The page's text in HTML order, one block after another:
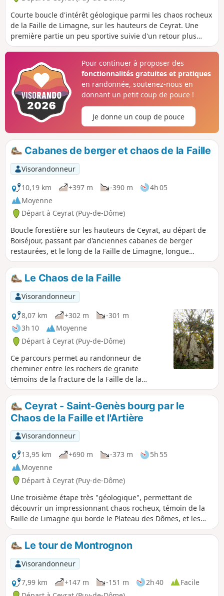
Courte boucle d'intérêt géologique parmi les chaos rocheux
de la Faille de Limagne, sur les hauteurs de Ceyrat. Une
première partie un peu sportive suivie d'un retour plus
tranquille avec un passage dans le vieux bourg de
momentanément impossible à cause d'un éboulement
entre (D) et (1).
Pour continuer à proposer des
fonctionnalités gratuites et pratiques
en randonnée, soutenez-nous en
donnant un petit coup de pouce !
Je donne un coup de pouce
Cabanes de berger et chaos de la Faille
Visorandonneur
10,19 km
+397 m -390 m
4h 05
Moyenne
Départ à Ceyrat (Puy-de-Dôme)
Boucle forestière sur les hauteurs de Ceyrat, au départ de
Boiséjour, passant par d'anciennes cabanes de berger
restaurées, et le long de la Faille de Limagne, longue
cassure du Plateau des Dôme dont il reste des vestiges :
d'énormes blocs rocheux. MaJ 2025 : Attention ! boucle
rendue momentanément impossible à cause d'un
éboulement entre (11) et (12).
Le Chaos de la Faille
Visorandonneur
8,07 km
+302 m
-301 m
3h 10
Moyenne
Départ à Ceyrat (Puy-de-Dôme)
Ce parcours permet au randonneur de
cheminer entre les rochers de granite
témoins de la fracture de la Faille de la
Limagne inscrite au patrimoine mondial de
l'UNESCO en 2018.
Ceyrat - Saint-Genès bourg par le
Chaos de la Faille et l'Artière
Visorandonneur
13,95 km
+690 m -373 m
5h 55
Moyenne
Départ à Ceyrat (Puy-de-Dôme)
Une troisième étape très "géologique", permettant de
découvrir un impressionnant chaos rocheux, témoin de la
Faille de Limagne qui borde le Plateau des Dômes, et les
petites gorges de l'Artière. L'itinéraire permet aussi de
poursuivre la découverte de Ceyrat par la visite de son
deuxième bourg ancien, Boisséjour.
Le tour de Montrognon
Visorandonneur
7,99 km
+147 m -151 m 2h 40
Facile